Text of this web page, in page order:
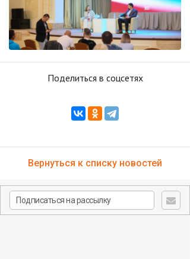
Поделиться в соцсетях
Вернуться к списку новостей